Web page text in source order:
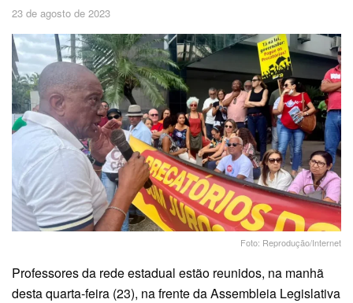
23 de agosto de 2023
Foto: Reprodução/Internet
Professores da rede estadual estão reunidos, na manhã
desta quarta-feira (23), na frente da Assembleia Legislativa